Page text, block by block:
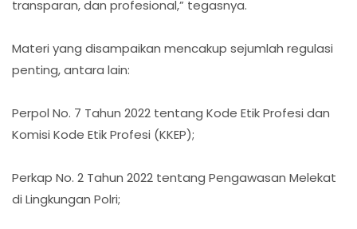
transparan, dan profesional,” tegasnya.
Materi yang disampaikan mencakup sejumlah regulasi
penting, antara lain:
Perpol No. 7 Tahun 2022 tentang Kode Etik Profesi dan
Komisi Kode Etik Profesi (KKEP);
Perkap No. 2 Tahun 2022 tentang Pengawasan Melekat
di Lingkungan Polri;